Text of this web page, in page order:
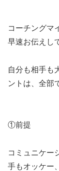
コーチングマ
早速お伝えし
自分も相手も
ントは、全部
①前提
コミュニケー
手もオッケー